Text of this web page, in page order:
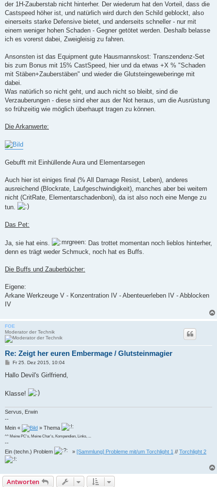
der 1H-Zauberstab nicht hinterher. Der wiederum hat den Vorteil, dass die
Castspeed höher ist, und natürlich wird durch den Schild geblockt, also
einerseits starke Defensive bietet, und anderseits schneller - nur mit
einem weniger hohen Schaden - Gegner getötet werden. Deshalb belasse
ich es vorerst dabei, Zweigleisig zu fahren.
Ansonsten ist das Equipment gute Hausmannskost: Transzendenz-Set
bis zum Bonus mit 15% CastSpeed, hier und da etwas +X % "Schaden
mit Stäben+Zauberstäben" und wieder die Glutsteingeweberinge mit
dabei.
Was natürlich so nicht geht, und auch nicht so bleibt, sind die
Verzauberungen - diese sind eher aus der Not heraus, um die Ausrüstung
so frühzeitig wie möglich überhaupt tragen zu können.
Die Arkanwerte:
Gebufft mit Einhüllende Aura und Elementarsegen
Auch hier ist einiges final (% All Damage Resist, Leben), anderes
ausreichend (Blockrate, Laufgeschwindigkeit), manches aber bei weitem
nicht (CritRate, Elementarschadenboni), da ist also noch eine Menge zu
tun.
Das Pet:
Ja, sie hat eins.
Das trottet momentan noch lieblos hinterher,
denn es trägt weder Schmuck, noch hat es Buffs.
Die Buffs und Zauberbücher:
Eigene:
Arkane Werkzeuge V - Konzentration IV - Abenteuerleben IV - Abblocken
IV
FOE
Moderator der Technik
Re: Zeigt her euren Embermage / Glutsteinmagier
B
i
g
Fr 25. Dez 2015, 10:04
Hallo Devil's Girlfriend,
Klasse!
Servus, Erwin
--
Mein «
» Thema
^^ Meine PC's, Meine Char's, Kompendien, Links, ...
--
Ein (techn.) Problem
» [Sammlung] Probleme mit/um Torchlight 1 // Torchlight 2
Antworten